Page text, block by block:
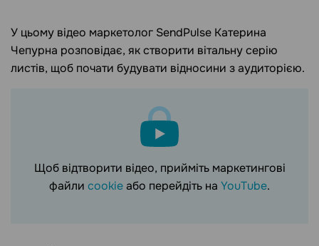
У цьому відео маркетолог SendPulse Катерина
Чепурна розповідає, як створити вітальну серію
листів, щоб почати будувати відносини з аудиторією.
Щоб відтворити відео, прийміть маркетингові
файли cookieабо перейдіть на YouTube.